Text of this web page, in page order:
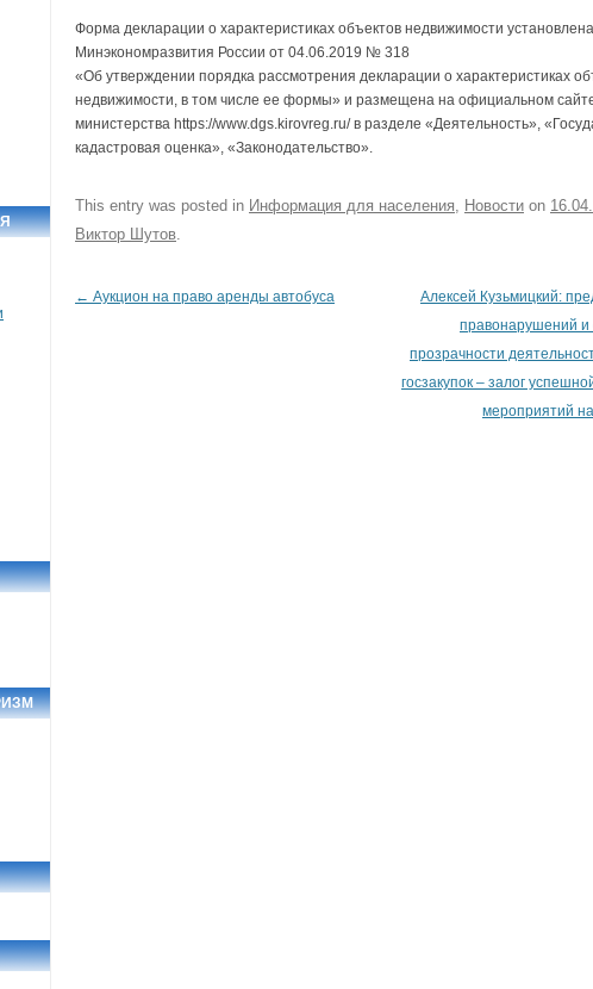
Форма декларации о характеристиках объектов недвижимости
Минэкономразвития России от 04.06.2019 № 318
«Об утверждении порядка рассмотрения декларации о характеристиках
недвижимости, в том числе ее формы» и размещена на официальном
министерства https://www.dgs.kirovreg.ru/ в разделе «Деятельность»,
кадастровая оценка», «Законодательство».
This entry was posted in Информация для населения, Новости on
Виктор Шутов.
Post navigation
← Аукцион на право аренды автобуса
Алексей Кузьмицкий:
правонарушений и
прозрачности
госзакупок – залог
мероприятий